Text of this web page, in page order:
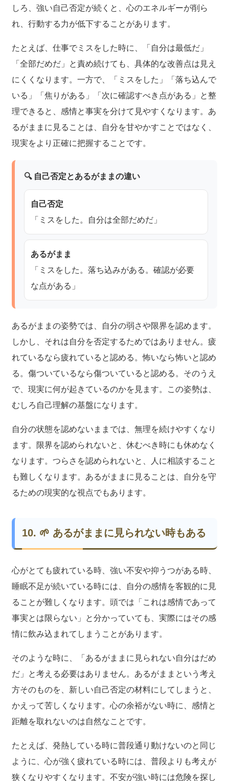
しろ、強い自己否定が続くと、心のエネルギーが削ら
れ、行動する力が低下することがあります。
たとえば、仕事でミスをした時に、「自分は最低だ」
「全部だめだ」と責め続けても、具体的な改善点は見え
にくくなります。一方で、「ミスをした」「落ち込んで
いる」「焦りがある」「次に確認すべき点がある」と整
理できると、感情と事実を分けて見やすくなります。あ
るがままに見ることは、自分を甘やかすことではなく、
現実をより正確に把握することです。
🔍 自己否定とあるがままの違い
自己否定
「ミスをした。自分は全部だめだ」
あるがまま
「ミスをした。落ち込みがある。確認が必要
な点がある」
あるがままの姿勢では、自分の弱さや限界を認めます。
しかし、それは自分を否定するためではありません。疲
れているなら疲れていると認める。怖いなら怖いと認め
る。傷ついているなら傷ついていると認める。そのうえ
で、現実に何が起きているのかを見ます。この姿勢は、
むしろ自己理解の基盤になります。
自分の状態を認めないままでは、無理を続けやすくなり
ます。限界を認められないと、休むべき時にも休めなく
なります。つらさを認められないと、人に相談すること
も難しくなります。あるがままに見ることは、自分を守
るための現実的な視点でもあります。
10. 🌱 あるがままに見られない時もある
心がとても疲れている時、強い不安や抑うつがある時、
睡眠不足が続いている時には、自分の感情を客観的に見
ることが難しくなります。頭では「これは感情であって
事実とは限らない」と分かっていても、実際にはその感
情に飲み込まれてしまうことがあります。
そのような時に、「あるがままに見られない自分はだめ
だ」と考える必要はありません。あるがままという考え
方そのものを、新しい自己否定の材料にしてしまうと、
かえって苦しくなります。心の余裕がない時に、感情と
距離を取れないのは自然なことです。
たとえば、発熱している時に普段通り動けないのと同じ
ように、心が強く疲れている時には、普段よりも考えが
狭くなりやすくなります。不安が強い時には危険を探し